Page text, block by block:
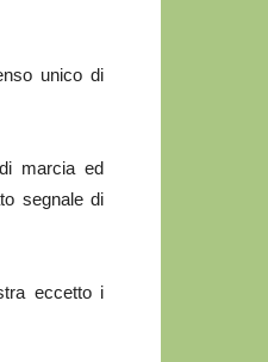
unico di
marcia ed
segnale di
eccetto i